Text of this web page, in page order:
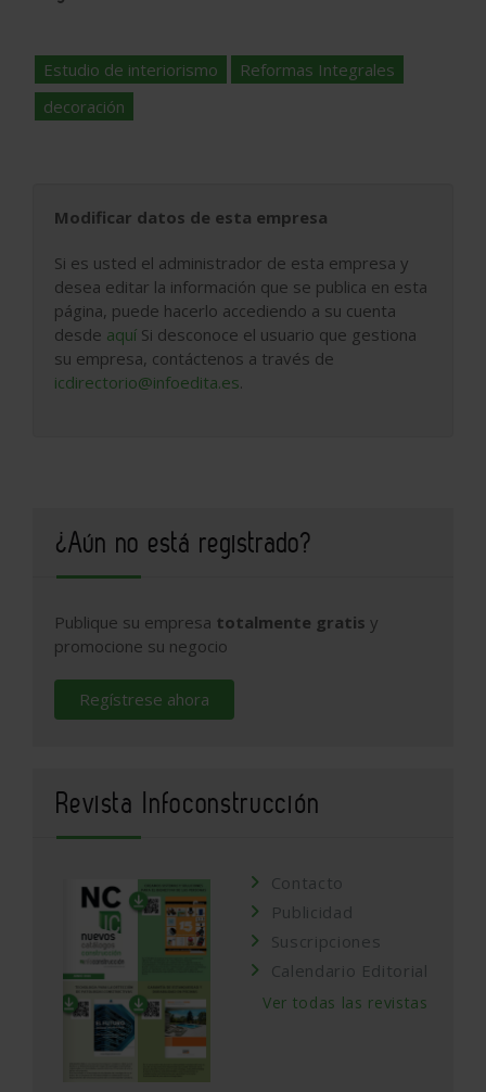
Estudio de interiorismo
Reformas Integrales
decoración
Modificar datos de esta empresa
Si es usted el administrador de esta empresa y
desea editar la información que se publica en esta
página, puede hacerlo accediendo a su cuenta
desde aquí Si desconoce el usuario que gestiona
su empresa, contáctenos a través de
icdirectorio@infoedita.es.
¿Aún no está registrado?
Publique su empresa totalmente gratis y
promocione su negocio
Regístrese ahora
Revista Infoconstrucción
Contacto
Publicidad
Suscripciones
Calendario Editorial
Ver todas las revistas